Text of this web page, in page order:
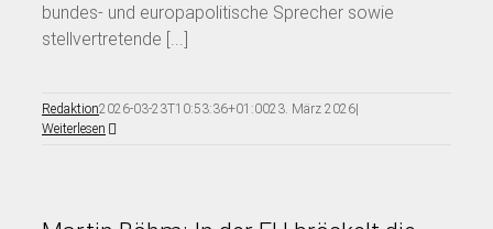
bundes- und europapolitische Sprecher sowie
stellvertretende [...]
Redaktion2026-03-23T10:53:36+01:0023. März 2026|
Weiterlesen